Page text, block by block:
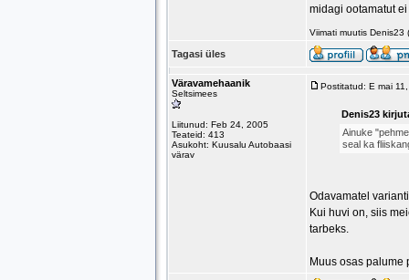
midagi ootamatut
Viimati muutis
Tagasi üles
Väravamehaanik
Seltsimees
Liitunud: Feb 24, 2005
Teateid: 413
Asukoht: Kuusalu Autobaasi
värav
Postitatud: E mai
Denis23
Ainuke
seal ka
Odavamatel
Kui huvi on, siis
tarbeks.
Muus osas palume